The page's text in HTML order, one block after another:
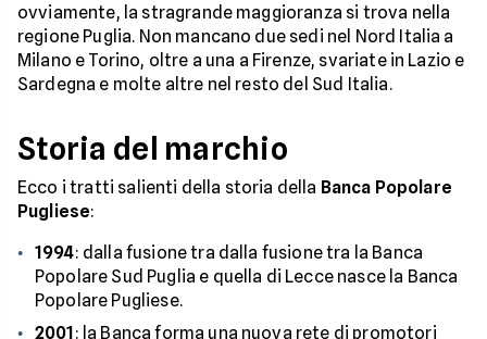
ovviamente, la stragrande maggioranza si trova nella
regione Puglia. Non mancano due sedi nel Nord Italia a
Milano e Torino, oltre a una a Firenze, svariate in Lazio e
Sardegna e molte altre nel resto del Sud Italia.
Storia del marchio
Ecco i tratti salienti della storia della Banca Popolare
Pugliese:
1994: dalla fusione tra dalla fusione tra la Banca
Popolare Sud Puglia e quella di Lecce nasce la Banca
Popolare Pugliese.
2001: la Banca forma una nuova rete di promotori